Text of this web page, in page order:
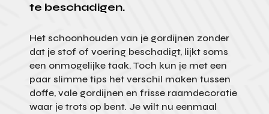
te beschadigen.
Het schoonhouden van je gordijnen zonder
dat je stof of voering beschadigt, lijkt soms
een onmogelijke taak. Toch kun je met een
paar slimme tips het verschil maken tussen
doffe, vale gordijnen en frisse raamdecoratie
waar je trots op bent. Je wilt nu eenmaal